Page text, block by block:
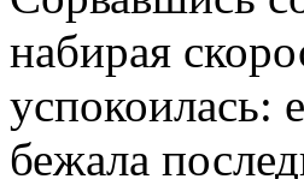
набирая
успокоилась:
бежала